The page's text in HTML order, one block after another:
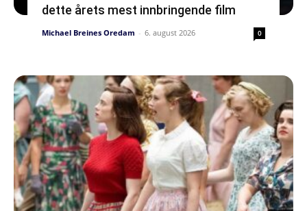
dette årets mest innbringende film
Michael Breines Oredam - 6. august 2026 0